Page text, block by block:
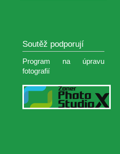
Soutěž podporují
Program na úpravu
fotografií